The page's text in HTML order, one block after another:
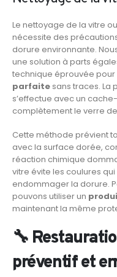
Le nettoyage de la vitre
nécessite des
dorure environnante.
une solution à parts
technique éprouvée pour
parfaite sans traces. La
s’effectue avec un
complètement le verre
Cette méthode prévient
avec la surface dorée,
réaction chimique
vitre évite les coulures
endommager la dorure.
pouvons utiliser un
maintenant la même
🔧
préventif et